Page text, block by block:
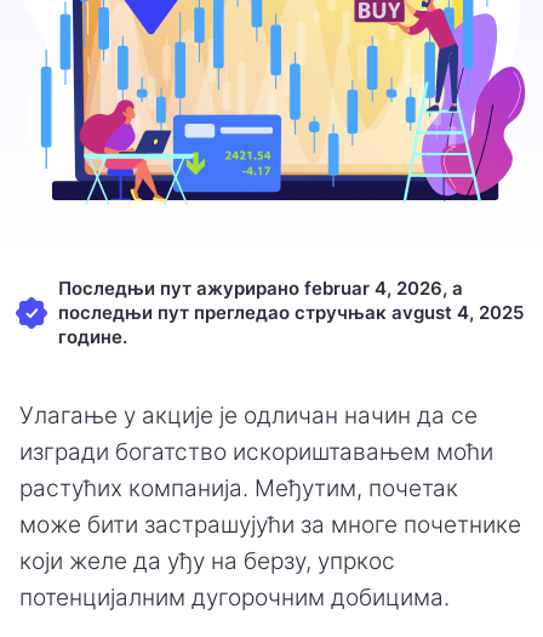
Последњи пут ажурирано februar 4, 2026, а
последњи пут прегледао стручњак avgust 4, 2025
године.
Улагање у акције је одличан начин да се
изгради богатство искориштавањем моћи
растућих компанија. Међутим, почетак
може бити застрашујући за многе почетнике
који желе да уђу на берзу, упркос
потенцијалним дугорочним добицима.